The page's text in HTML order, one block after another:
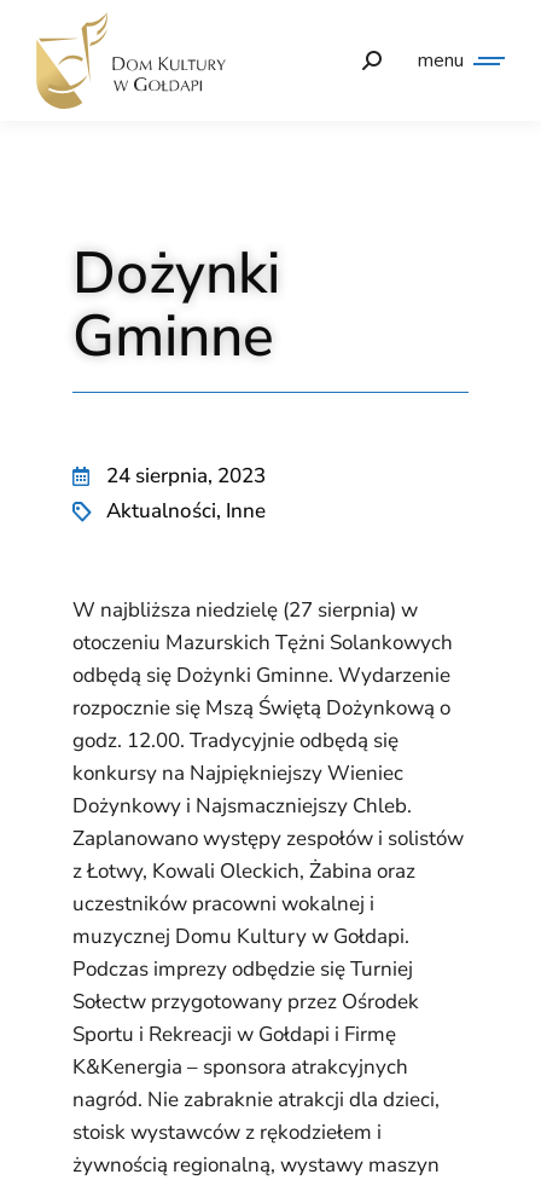
menu
Dożynki
Gminne
24 sierpnia, 2023
Aktualności, Inne
W najbliższa niedzielę (27 sierpnia) w
otoczeniu Mazurskich Tężni Solankowych
odbędą się Dożynki Gminne. Wydarzenie
rozpocznie się Mszą Świętą Dożynkową o
godz. 12.00. Tradycyjnie odbędą się
konkursy na Najpiękniejszy Wieniec
Dożynkowy i Najsmaczniejszy Chleb.
Zaplanowano występy zespołów i solistów
z Łotwy, Kowali Oleckich, Żabina oraz
uczestników pracowni wokalnej i
muzycznej Domu Kultury w Gołdapi.
Podczas imprezy odbędzie się Turniej
Sołectw przygotowany przez Ośrodek
Sportu i Rekreacji w Gołdapi i Firmę
K&Kenergia – sponsora atrakcyjnych
nagród. Nie zabraknie atrakcji dla dzieci,
stoisk wystawców z rękodziełem i
żywnością regionalną, wystawy maszyn